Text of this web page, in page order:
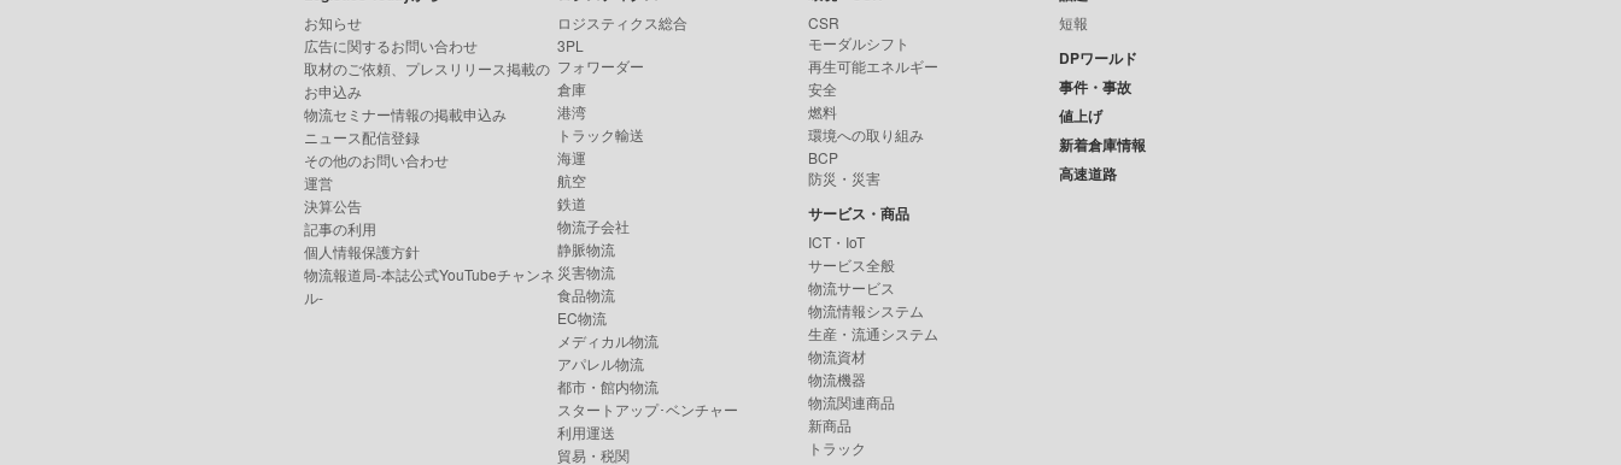
お知らせ
広告に関するお問い合わせ
取材のご依頼、プレスリリース掲載の
お申込み
物流セミナー情報の掲載申込み
ニュース配信登録
その他のお問い合わせ
運営
決算公告
記事の利用
個人情報保護方針
物流報道局-本誌公式YouTubeチャンネ
ル-
ロジスティクス総合
3PL
フォワーダー
倉庫
港湾
トラック輸送
海運
航空
鉄道
物流子会社
静脈物流
災害物流
食品物流
EC物流
メディカル物流
アパレル物流
都市・館内物流
スタートアップ･ベンチャー
利用運送
貿易・税関
CSR
モーダルシフト
再生可能エネルギー
安全
燃料
環境への取り組み
BCP
防災・災害
サービス・商品
ICT・IoT
サービス全般
物流サービス
物流情報システム
生産・流通システム
物流資材
物流機器
物流関連商品
新商品
トラック
短報
DPワールド
事件・事故
値上げ
新着倉庫情報
高速道路